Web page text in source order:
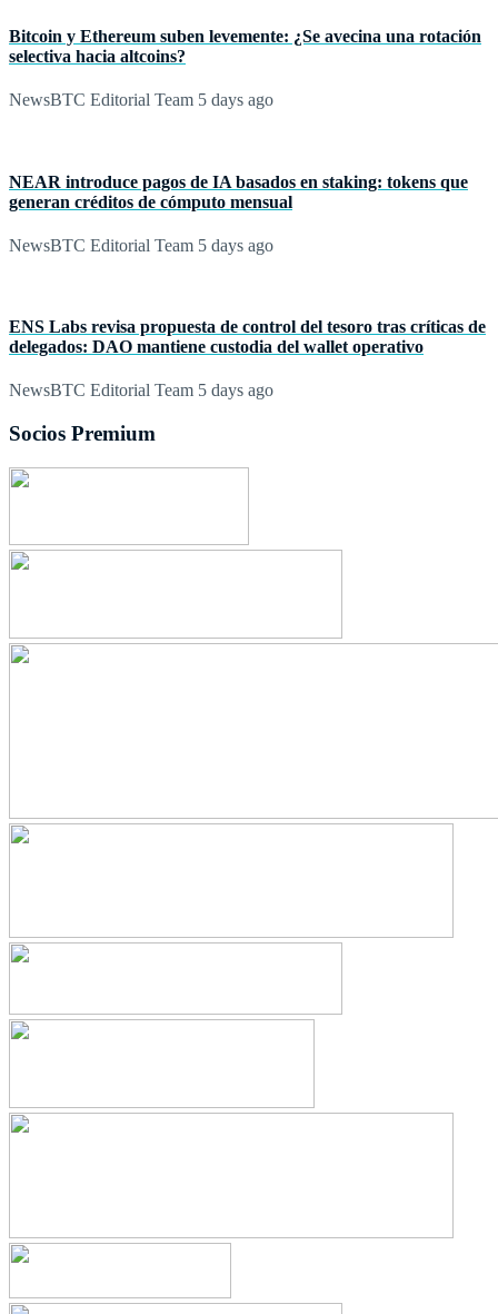
Bitcoin y Ethereum suben levemente: ¿Se avecina una rotación
selectiva hacia altcoins?
NewsBTC Editorial Team 5 days ago
NEAR introduce pagos de IA basados en staking: tokens que
generan créditos de cómputo mensual
NewsBTC Editorial Team 5 days ago
ENS Labs revisa propuesta de control del tesoro tras críticas de
delegados: DAO mantiene custodia del wallet operativo
NewsBTC Editorial Team 5 days ago
Socios Premium